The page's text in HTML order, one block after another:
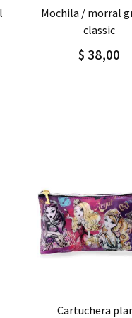
Agregar
piece cartoons
$ 46,01
Agregar
delantal mediano